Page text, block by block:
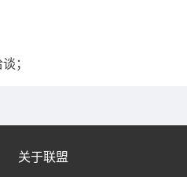
；
关于联盟